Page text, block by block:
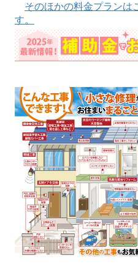
そのほかの料金プランは
す。